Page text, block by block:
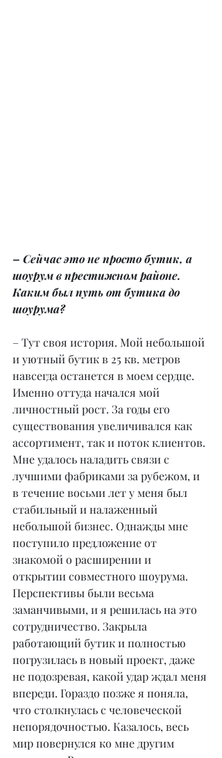
– Сейчас это не просто бутик, а
шоурум в престижном районе.
Каким был путь от бутика до
шоурума?
– Тут своя история. Мой небольшой
и уютный бутик в 25 кв. метров
навсегда останется в моем сердце.
Именно оттуда начался мой
личностный рост. За годы его
существования увеличивался как
ассортимент, так и поток клиентов.
Мне удалось наладить связи с
лучшими фабриками за рубежом, и
в течение восьми лет у меня был
стабильный и налаженный
небольшой бизнес. Однажды мне
поступило предложение от
знакомой о расширении и
открытии совместного шоурума.
Перспективы были весьма
заманчивыми, и я решилась на это
сотрудничество. Закрыла
работающий бутик и полностью
погрузилась в новый проект, даже
не подозревая, какой удар ждал меня
впереди. Гораздо позже я поняла,
что столкнулась с человеческой
непорядочностью. Казалось, весь
мир повернулся ко мне другим